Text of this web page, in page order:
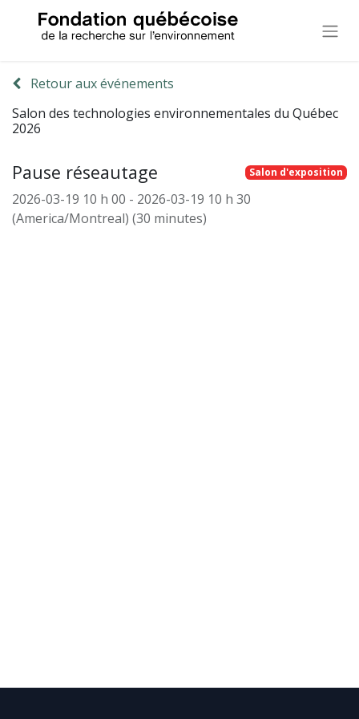
Retour aux événements
Salon des technologies environnementales du Québec
2026
Pause réseautage Salon d'exposition
2026-03-19 10 h 00 - 2026-03-19 10 h 30
(America/Montreal) (30 minutes)